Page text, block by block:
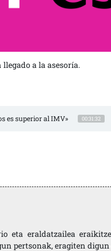
a la asesoría.
es superior al IMV» 00:31:32
eta eraldatzailea
pertsonak, eragiten